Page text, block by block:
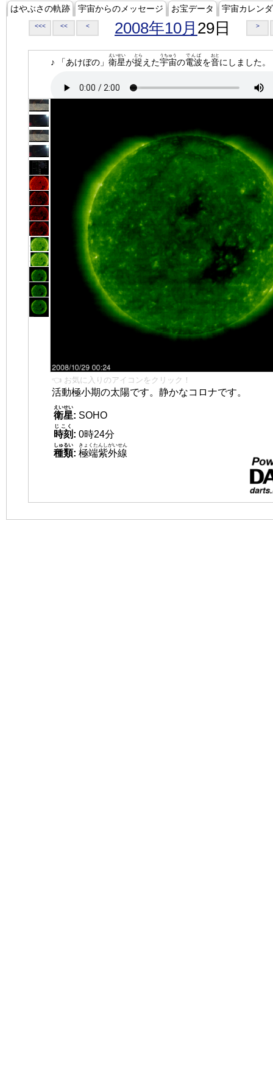
はやぶさの軌跡 宇宙からのメッセージ お宝データ 宇宙カレン
<<< << < 2008年10月 29日 >
♪ 「あけぼの」 衛星
えいせい
が捉
とら
えた宇宙
うちゅう
の電波
でんぱ
を音
おと
にしました。
👈 お気に入りのアイコンをクリック！
活動極小期の太陽です。静かなコロナです。
衛星
えいせい
: SOHO
時刻
じこく
: 0時24分
種類
しゅるい
: 極端紫外線
きょくたんしがいせん